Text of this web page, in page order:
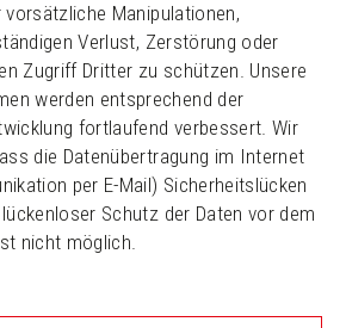
Manipulationen,
Verlust, Zerstörung oder
Zugriff Dritter zu schützen. Unsere
werden entsprechend der
fortlaufend verbessert. Wir
die Datenübertragung im Internet
per E-Mail) Sicherheitslücken
Schutz der Daten vor dem
nicht möglich.